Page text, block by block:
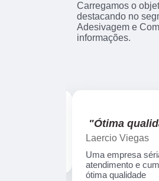
Carregamos o
destacando no
Adesivagem e
informações.
"Ótima
Laercio Viegas
Uma empresa
atendimento e
ótima qualidade